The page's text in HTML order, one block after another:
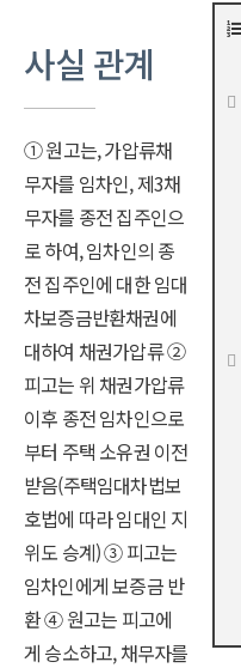
사실 관계
① 원고는, 가압류채
무자를 임차인, 제3채
무자를 종전 집주인으
로 하여, 임차인의 종
전 집주인에 대한 임대
차보증금반환채권에
대하여 채권가압류 ②
피고는 위 채권가압류
이후 종전 임차인으로
부터 주택 소유권 이전
받음(주택임대차법보
호법에 따라 임대인 지
위도 승계) ③ 피고는
임차인에게 보증금 반
환 ④ 원고는 피고에
게 승소하고, 채무자를